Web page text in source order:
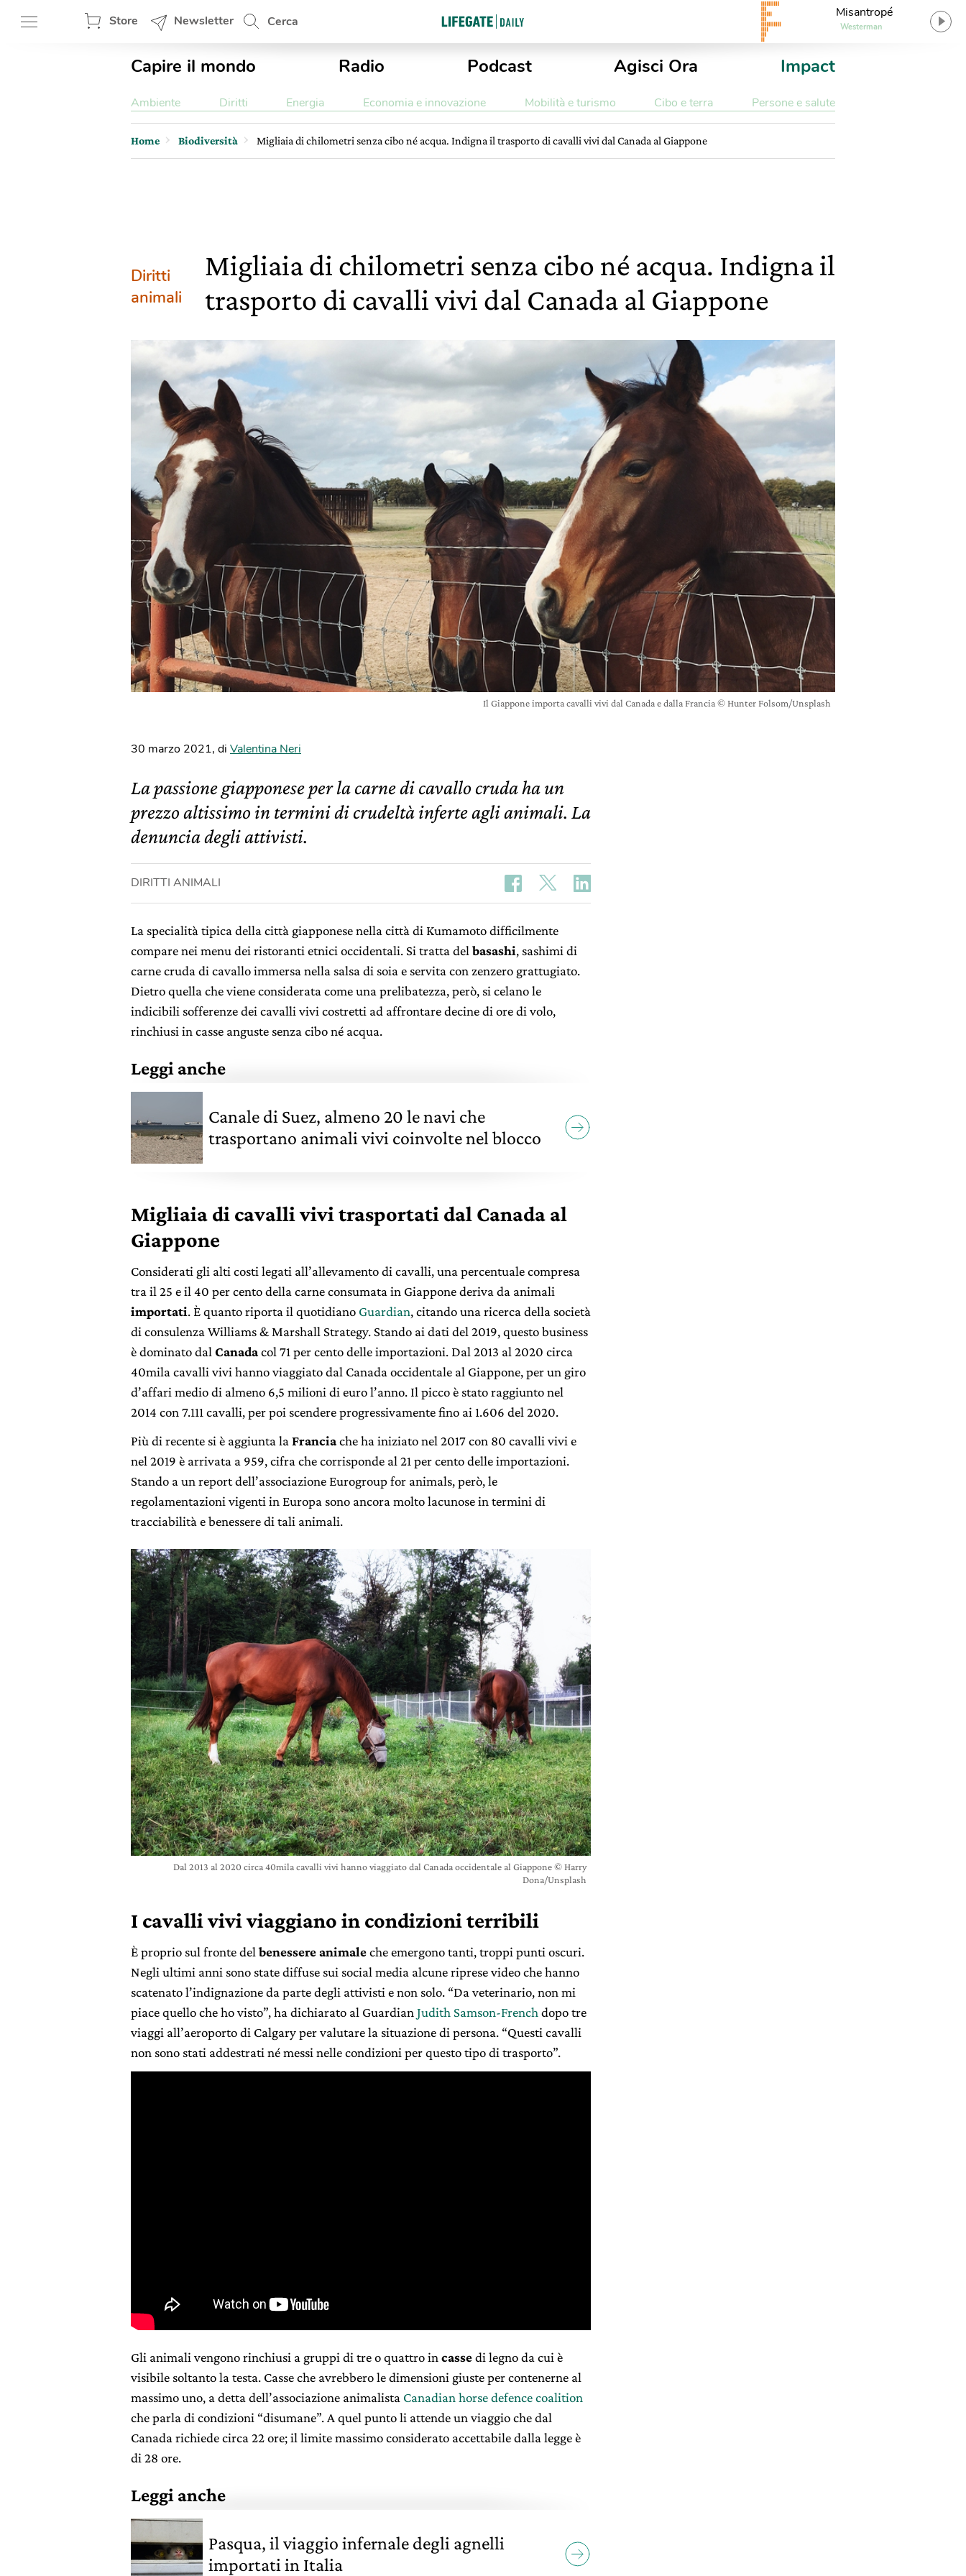
Store Newsletter Cerca
Misantropé
Westerman
Capire il mondo Radio Podcast Agisci Ora Impact
Ambiente Diritti Energia Economia e innovazione Mobilità e turismo Cibo e terra Persone e salute
Home Biodiversità Migliaia di chilometri senza cibo né acqua. Indigna il trasporto di cavalli vivi dal Canada al Giappone
Diritti
animali
Migliaia di chilometri senza cibo né acqua. Indigna il
trasporto di cavalli vivi dal Canada al Giappone
Il Giappone importa cavalli vivi dal Canada e dalla Francia © Hunter Folsom/Unsplash
30 marzo 2021, di Valentina Neri
La passione giapponese per la carne di cavallo cruda ha un
prezzo altissimo in termini di crudeltà inferte agli animali. La
denuncia degli attivisti.
DIRITTI ANIMALI
La specialità tipica della città giapponese nella città di Kumamoto difficilmente
compare nei menu dei ristoranti etnici occidentali. Si tratta delbasashi, sashimi di
carne cruda di cavallo immersa nella salsa di soia e servita con zenzero grattugiato.
Dietro quella che viene considerata come una prelibatezza, però, si celano le
indicibili sofferenze dei cavalli vivi costretti ad affrontare decine di ore di volo,
rinchiusi in casse anguste senza cibo né acqua.
Leggi anche
Canale di Suez, almeno 20 le navi che
trasportano animali vivi coinvolte nel blocco
Migliaia di cavalli vivi trasportati dal Canada al
Giappone
Considerati gli alti costi legati all’allevamento di cavalli, una percentuale compresa
tra il 25 e il 40 per cento della carne consumata in Giappone deriva da animali
importati. È quanto riporta il quotidiano Guardian, citando una ricerca della società
di consulenza Williams & Marshall Strategy. Stando ai dati del 2019, questo business
è dominato dal Canadacol 71 per cento delle importazioni. Dal 2013 al 2020 circa
40mila cavalli vivi hanno viaggiato dal Canada occidentale al Giappone, per un giro
d’affari medio di almeno 6,5 milioni di euro l’anno. Il picco è stato raggiunto nel
2014 con 7.111 cavalli, per poi scendere progressivamente fino ai 1.606 del 2020.
Più di recente si è aggiunta la Franciache ha iniziato nel 2017 con 80 cavalli vivi e
nel 2019 è arrivata a 959, cifra che corrisponde al 21 per cento delle importazioni.
Stando a un report dell’associazione Eurogroup for animals, però, le
regolamentazioni vigenti in Europa sono ancora molto lacunose in termini di
tracciabilità e benessere di tali animali.
Dal 2013 al 2020 circa 40mila cavalli vivi hanno viaggiato dal Canada occidentale al Giappone © Harry
Dona/Unsplash
I cavalli vivi viaggiano in condizioni terribili
È proprio sul fronte delbenessere animaleche emergono tanti, troppi punti oscuri.
Negli ultimi anni sono state diffuse sui social media alcune riprese video che hanno
scatenato l’indignazione da parte degli attivisti e non solo. “Da veterinario, non mi
piace quello che ho visto”, ha dichiarato al Guardian Judith Samson-French dopo tre
viaggi all’aeroporto di Calgary per valutare la situazione di persona. “Questi cavalli
non sono stati addestrati né messi nelle condizioni per questo tipo di trasporto”.
Gli animali vengono rinchiusi a gruppi di tre o quattro in cassedi legno da cui è
visibile soltanto la testa. Casse che avrebbero le dimensioni giuste per contenerne al
massimo uno, a detta dell’associazione animalista Canadian horse defence coalition
che parla di condizioni “disumane”. A quel punto li attende un viaggio che dal
Canada richiede circa 22 ore; il limite massimo considerato accettabile dalla legge è
di 28 ore.
Leggi anche
Pasqua, il viaggio infernale degli agnelli
importati in Italia